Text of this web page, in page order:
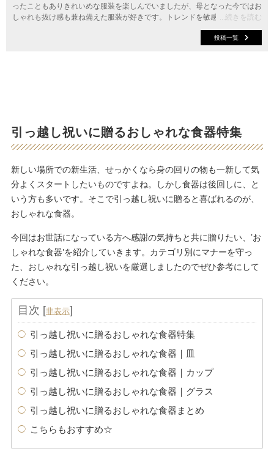
...続きを読む
ったこともありきれいめな服装を楽しんでいましたが、母となった今ではお
しゃれも抜け感も兼ね備えた服装が好きです。トレンドを敏感に捉え、最新
投稿一覧
引っ越し祝いに贈るおしゃれな食器特集
新しい場所での新生活、せっかくなら身の回りの物も一新して気
分よくスタートしたいものですよね。しかし食器は後回しに、と
いう方も多いです。そこで引っ越し祝いに贈ると喜ばれるのが、
おしゃれな食器。
今回はお世話になっている方へ感謝の気持ちと共に贈りたい、’お
しゃれな食器’を紹介していきます。カテゴリ別にマナーを守っ
た、おしゃれな引っ越し祝いを厳選しましたのでぜひ参考にして
ください。
目次 [非表示]
引っ越し祝いに贈るおしゃれな食器特集
引っ越し祝いに贈るおしゃれな食器｜皿
引っ越し祝いに贈るおしゃれな食器｜カップ
引っ越し祝いに贈るおしゃれな食器｜グラス
引っ越し祝いに贈るおしゃれな食器まとめ
こちらもおすすめ☆